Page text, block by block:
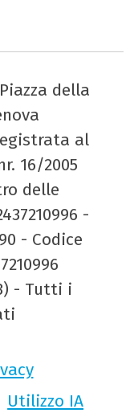
della
al
16/2005
delle
-
- Codice
- Tutti i
Utilizzo IA